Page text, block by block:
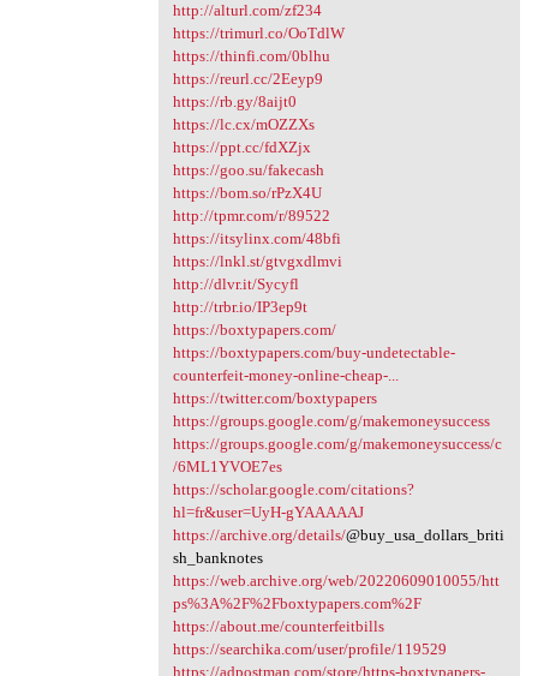
http://alturl.com/zf234
https://trimurl.co/OoTdlW
https://thinfi.com/0blhu
https://reurl.cc/2Eeyp9
https://rb.gy/8aijt0
https://lc.cx/mOZZXs
https://ppt.cc/fdXZjx
https://goo.su/fakecash
https://bom.so/rPzX4U
http://tpmr.com/r/89522
https://itsylinx.com/48bfi
https://lnkl.st/gtvgxdlmvi
http://dlvr.it/Sycyfl
http://trbr.io/IP3ep9t
https://boxtypapers.com/
https://boxtypapers.com/buy-undetectable-
counterfeit-money-online-cheap-...
https://twitter.com/boxtypapers
https://groups.google.com/g/makemoneysuccess
https://groups.google.com/g/makemoneysuccess/c
/6ML1YVOE7es
https://scholar.google.com/citations?
hl=fr&user=UyH-gYAAAAAJ
https://archive.org/details/@buy_usa_dollars_briti
sh_banknotes
https://web.archive.org/web/20220609010055/htt
ps%3A%2F%2Fboxtypapers.com%2F
https://about.me/counterfeitbills
https://searchika.com/user/profile/119529
https://adpostman.com/store/https-boxtypapers-